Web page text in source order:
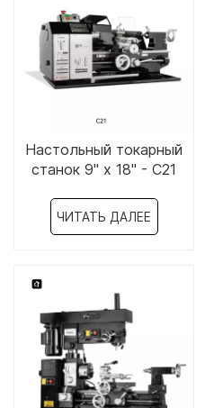
Настольный токарный
станок 9" x 18" - C21
ЧИТАТЬ ДАЛЕЕ